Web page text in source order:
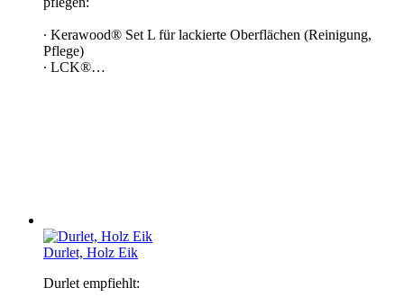
∙ Kerawood® Set L für lackierte Oberflächen (Reinigung,
Pflege)
∙ LCK®…
Durlet, Holz Eik
Durlet empfiehlt: